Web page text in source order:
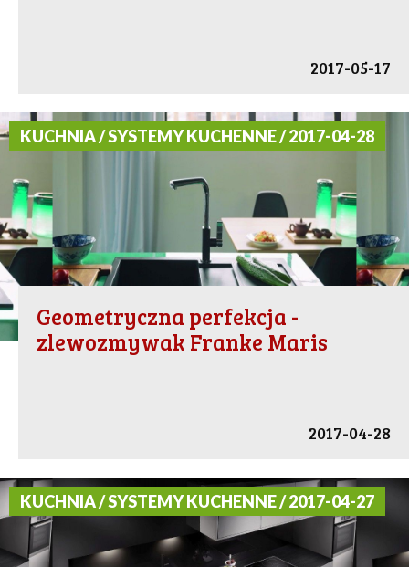
2017-05-17
KUCHNIA / SYSTEMY KUCHENNE / 2017-04-28
Geometryczna perfekcja -
zlewozmywak Franke Maris
2017-04-28
KUCHNIA / SYSTEMY KUCHENNE / 2017-04-27